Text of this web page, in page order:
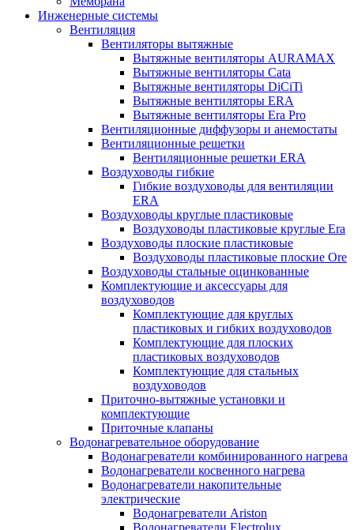
Инженерные системы
Вентиляция
Вентиляторы вытяжные
Вытяжные вентиляторы AURAMAX
Вытяжные вентиляторы Cata
Вытяжные вентиляторы DiCiTi
Вытяжные вентиляторы ERA
Вытяжные вентиляторы Era Pro
Вентиляционные диффузоры и анемостаты
Вентиляционные решетки
Вентиляционные решетки ERA
Воздуховоды гибкие
Гибкие воздуховоды для вентиляции
ERA
Воздуховоды круглые пластиковые
Воздуховоды пластиковые круглые Era
Воздуховоды плоские пластиковые
Воздуховоды пластиковые плоские Ore
Воздуховоды стальные оцинкованные
Комплектующие и аксессуары для
воздуховодов
Комплектующие для круглых
пластиковых и гибких воздуховодов
Комплектующие для плоских
пластиковых воздуховодов
Комплектующие для стальных
воздуховодов
Приточно-вытяжные установки и
комплектующие
Приточные клапаны
Водонагревательное оборудование
Водонагреватели комбинированного нагрева
Водонагреватели косвенного нагрева
Водонагреватели накопительные
электрические
Водонагреватели Ariston